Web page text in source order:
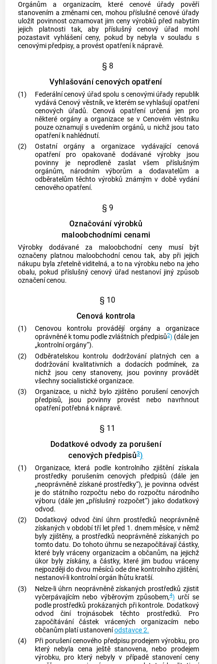
Orgánům a organizacím, které cenové úřady pověří
stanovením a změnami cen, mohou příslušné cenové úřady
uložit povinnost oznamovat jim ceny výrobků před nabytím
jejich platnosti tak, aby příslušný cenový úřad mohl
pozastavit vyhlášení ceny, pokud by nebyla v souladu s
cenovými předpisy, a provést opatření k nápravě.
§ 8
Vyhlašování cenových opatření
(1)
Federální cenový úřad spolu s cenovými úřady republik
vydává Cenový věstník, ve kterém se vyhlašují opatření
cenových úřadů. Cenová opatření určená jen pro
některé orgány a organizace se v Cenovém věstníku
pouze oznamují s uvedením orgánů, u nichž jsou tato
opatření k nahlédnutí.
(2)
Ostatní orgány a organizace vydávající cenová
opatření pro opakovaně dodávané výrobky jsou
povinny je neprodleně zaslat všem příslušným
orgánům, národním výborům a dodavatelům a
odběratelům těchto výrobků známým v době vydání
cenového opatření.
§ 9
Označování výrobků
maloobchodními cenami
Výrobky dodávané za maloobchodní ceny musí být
označeny platnou maloobchodní cenou tak, aby při jejich
nákupu byla zřetelně viditelná, a to na výrobku nebo na jeho
obalu, pokud příslušný cenový úřad nestanoví jiný způsob
označení cenou.
§ 10
Cenová kontrola
(1)
Cenovou kontrolu provádějí orgány a organizace
oprávněné k tomu podle zvláštních předpisů2) (dále jen
„kontrolní orgány“).
(2)
Odběratelskou kontrolu dodržování platných cen a
dodržování kvalitativních a dodacích podmínek, za
nichž jsou ceny stanoveny, jsou povinny provádět
všechny socialistické organizace.
(3)
Organizace, u nichž bylo zjištěno porušení cenových
předpisů, jsou povinny provést nebo navrhnout
opatření potřebná k nápravě.
§ 11
Dodatkové odvody za porušení
cenových předpisů3)
(1)
Organizace, která podle kontrolního zjištění získala
prostředky porušením cenových předpisů (dále jen
„neoprávněně získané prostředky“), je povinna odvést
je do státního rozpočtu nebo do rozpočtu národního
výboru (dále jen „příslušný rozpočet“) jako dodatkový
odvod.
(2)
Dodatkový odvod činí úhrn prostředků neoprávněně
získaných v období tří let před 1. dnem měsíce, v němž
byly zjištěny, a prostředků neoprávněně získaných po
tomto datu. Do tohoto úhrnu se nezapočítávají částky,
které byly vráceny organizacím a občanům, na jejichž
úkor byly získány, a částky, které jim budou vráceny
nejpozději do dvou měsíců ode dne kontrolního zjištění,
nestanoví-li kontrolní orgán lhůtu kratší.
(3)
Nelze-li úhrn neoprávněně získaných prostředků zjistit
vyčerpávajícím nebo výběrovým způsobem,4) určí se
podle prostředků prokázaných při kontrole. Dodatkový
odvod činí trojnásobek těchto prostředků. Pro
započítávání částek vrácených organizacím nebo
občanům platí ustanoveníodstavce 2.
(4)
Při porušení cenového předpisu prodejem výrobku, pro
který nebyla cena ještě stanovena, nebo prodejem
výrobku, pro který nebyly v případě stanovení ceny